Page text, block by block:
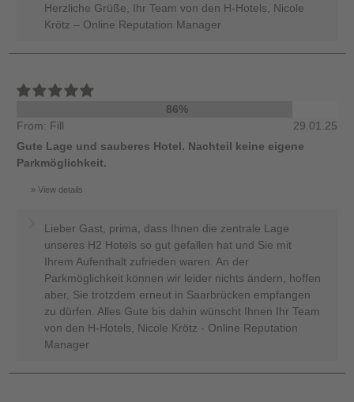
Herzliche Grüße, Ihr Team von den H-Hotels, Nicole
Krötz – Online Reputation Manager
86%
From: Fill
29.01.25
Gute Lage und sauberes Hotel. Nachteil keine eigene
Parkmöglichkeit.
View details
Lieber Gast, prima, dass Ihnen die zentrale Lage
unseres H2 Hotels so gut gefallen hat und Sie mit
Ihrem Aufenthalt zufrieden waren. An der
Parkmöglichkeit können wir leider nichts ändern, hoffen
aber, Sie trotzdem erneut in Saarbrücken empfangen
zu dürfen. Alles Gute bis dahin wünscht Ihnen Ihr Team
von den H-Hotels, Nicole Krötz - Online Reputation
Manager